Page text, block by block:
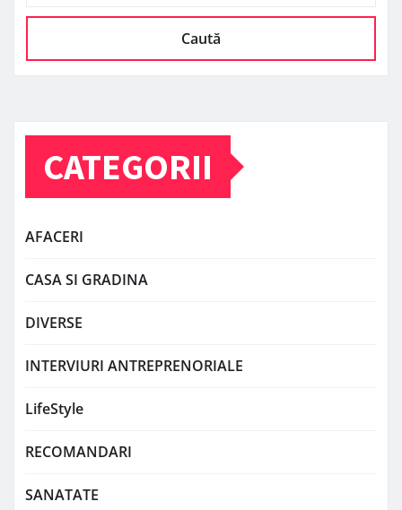
Caută
CATEGORII
AFACERI
CASA SI GRADINA
DIVERSE
INTERVIURI ANTREPRENORIALE
LifeStyle
RECOMANDARI
SANATATE